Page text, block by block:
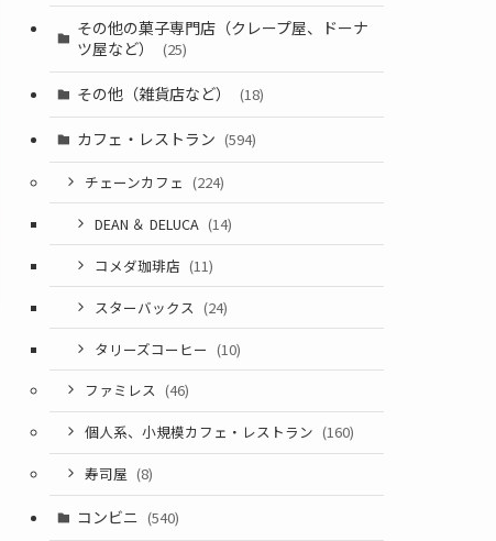
その他の菓子専門店（クレープ屋、ドーナ
ツ屋など）
(25)
その他（雑貨店など） (18)
カフェ・レストラン (594)
チェーンカフェ (224)
DEAN ＆ DELUCA (14)
コメダ珈琲店 (11)
スターバックス (24)
タリーズコーヒー (10)
ファミレス (46)
個人系、小規模カフェ・レストラン (160)
寿司屋 (8)
コンビニ (540)